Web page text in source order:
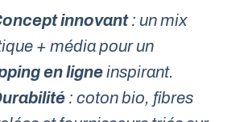
innovant: un mix
+ média pour un
en ligneinspirant.
: coton bio, fibres